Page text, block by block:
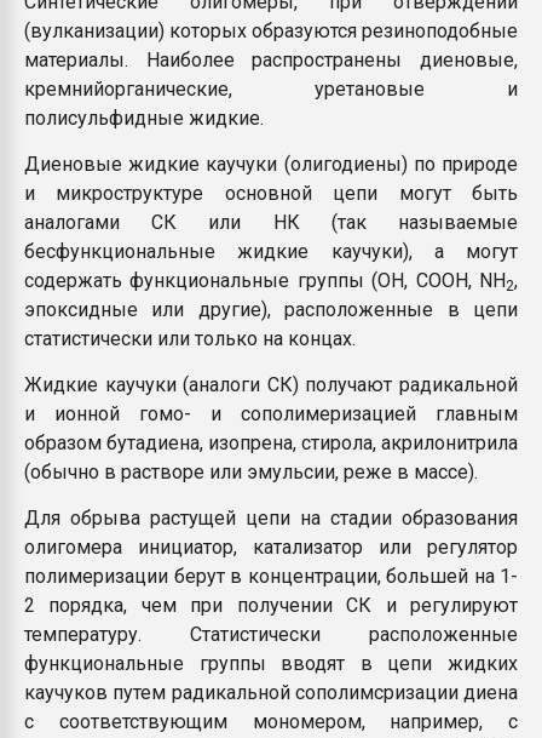
Всё, что касается
бутылок
(вулканизации) которых образуются резиноподобные
материалы. Наиболее распространены диеновые,
кремнийорганические, уретановые и
полисульфидные жидкие.
Диеновые жидкие каучуки (олигодиены) по природе
и микроструктуре основной цепи могут быть
аналогами СК или НК (так называемые
бесфункциональные жидкие каучуки), а могут
содержать функциональные группы (ОН, СООН, NH2,
эпоксидные или другие), расположенные в цепи
статистически или только на концах.
Жидкие каучуки (аналоги СК) получают радикальной
и ионной гомо- и сополимеризацией главным
образом бутадиена, изопрена, стирола, акрилонитрила
(обычно в растворе или эмульсии, реже в массе).
Для обрыва растущей цепи на стадии образования
олигомера инициатор, катализатор или регулятор
полимеризации берут в концентрации, большей на 1-
2 порядка, чем при получении СК и регулируют
температуру. Статистически расположенные
функциональные группы вводят в цепи жидких
каучуков путем радикальной сополимсризации диена
с соответствующим мономером, например, с